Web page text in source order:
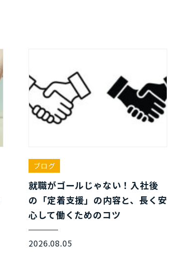
ブログ
就職がゴールじゃない！入社後
の「定着支援」の内容と、長く安
心して働くためのコツ
2026.08.05